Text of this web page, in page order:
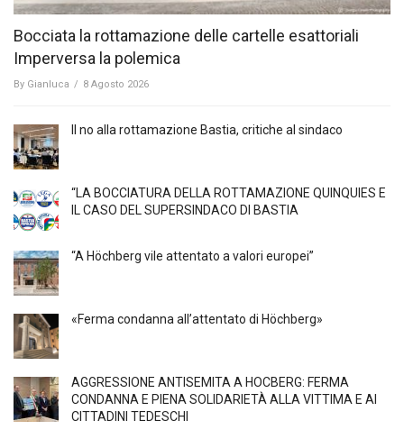
Bocciata la rottamazione delle cartelle esattoriali
Imperversa la polemica
By Gianluca / 8 Agosto 2026
Il no alla rottamazione Bastia, critiche al sindaco
“LA BOCCIATURA DELLA ROTTAMAZIONE QUINQUIES E
IL CASO DEL SUPERSINDACO DI BASTIA
“A Höchberg vile attentato a valori europei”
«Ferma condanna all’attentato di Höchberg»
AGGRESSIONE ANTISEMITA A HÖCBERG: FERMA
CONDANNA E PIENA SOLIDARIETÀ ALLA VITTIMA E AI
CITTADINI TEDESCHI